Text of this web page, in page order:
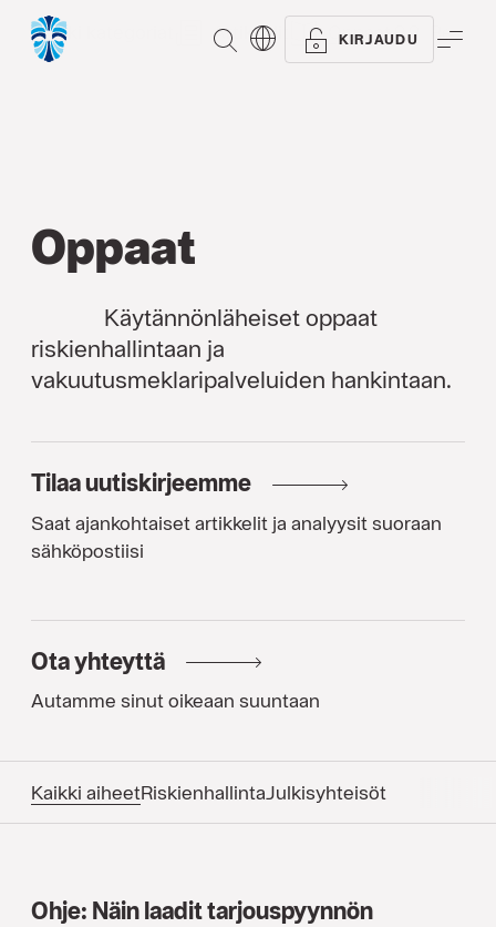
ETSI KIRJAUDU
Kaikki kategoriat Artikkelit Oppaat
Oppaat
Käytännönläheiset oppaat
riskienhallintaan ja
vakuutusmeklaripalveluiden hankintaan.
Tilaa uutiskirjeemme
Saat ajankohtaiset artikkelit ja analyysit suoraan
sähköpostiisi
Ota yhteyttä
Autamme sinut oikeaan suuntaan
Kaikki aiheetRiskienhallintaJulkisyhteisöt
Ohje: Näin laadit tarjouspyynnön